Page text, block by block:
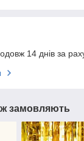
14 днів за
замовляють